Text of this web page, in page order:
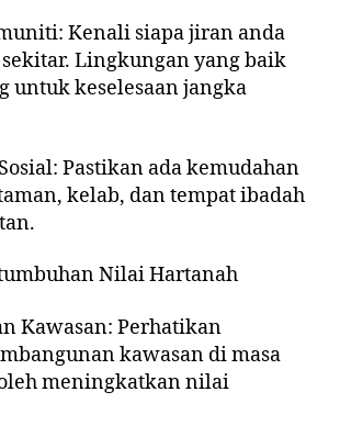
Kenali siapa jiran anda
Lingkungan yang baik
untuk keselesaan jangka
Pastikan ada kemudahan
kelab, dan tempat ibadah
Nilai Hartanah
Kawasan: Perhatikan
kawasan di masa
meningkatkan nilai